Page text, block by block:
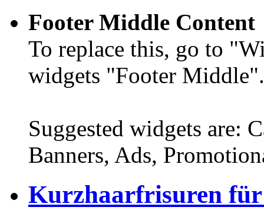
Footer Middle Content
To replace this, go to
widgets "Footer Middle".
Suggested widgets are:
Banners, Ads,
Kurzhaarfrisuren